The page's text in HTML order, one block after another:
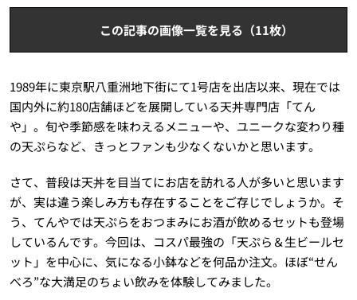
この記事の画像一覧を見る（11枚）
1989年に東京駅八重洲地下街にて1号店を出店以来、現在では
国内外に約180店舗ほどを展開している天丼専門店「てん
や」。旬や季節感を味わえるメニューや、ユニークな変わり種
の天ぷらなど、きっとファンも少なくないかと思います。
さて、普段は天丼を目当てにお店を訪れる人が多いと思います
が、実は違う楽しみ方も存在することをご存じでしょうか。そ
う、てんやでは天ぷらをおつまみにお酒が飲めるセットも登場
しているんです。今回は、コスパ最強の「天ぷら＆生ビールセ
ット」を中心に、気になる小鉢などを何品か注文。ほぼ“せん
べろ”な大満足のちょい飲みを体験してみました。